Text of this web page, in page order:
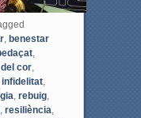
, benestar
,
cor,
infidelitat,
, rebuig,
, resiliència,